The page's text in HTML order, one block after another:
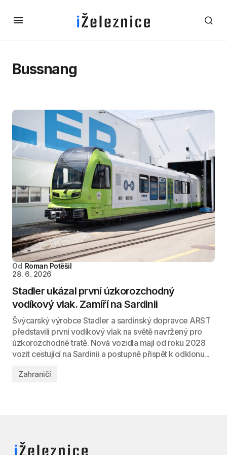
Bussnang
Od Roman Potěšil
28. 6. 2026
Stadler ukázal první úzkorozchodný
vodíkový vlak. Zamíří na Sardinii
Švýcarský výrobce Stadler a sardinský dopravce ARST
představili první vodíkový vlak na světě navržený pro
úzkorozchodné tratě. Nová vozidla mají od roku 2028
vozit cestující na Sardinii a postupně přispět k odklonu...
Zahraničí